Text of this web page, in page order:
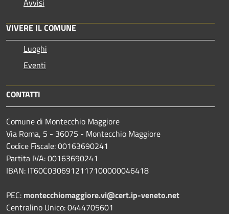
Avvisi
VIVERE IL COMUNE
Luoghi
Eventi
CONTATTI
Comune di Montecchio Maggiore
Via Roma, 5 - 36075 - Montecchio Maggiore
Codice Fiscale: 00163690241
Partita IVA: 00163690241
IBAN: IT60C0306912117100000046418
PEC: montecchiomaggiore.vi@cert.ip-veneto.net
Centralino Unico: 0444705601